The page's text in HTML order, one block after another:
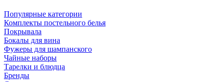
Популярные категории
Комплекты постельного белья
Покрывала
Бокалы для вина
Фужеры для шампанского
Чайные наборы
Тарелки и блюдца
Бренды